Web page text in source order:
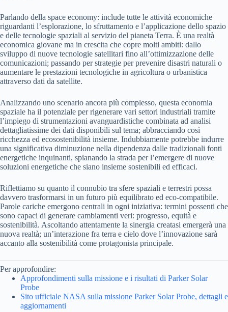
Parlando della space economy: include tutte le attività economiche
riguardanti l’esplorazione, lo sfruttamento e l’applicazione dello spazio
e delle tecnologie spaziali al servizio del pianeta Terra. È una realtà
economica giovane ma in crescita che copre molti ambiti: dallo
sviluppo di nuove tecnologie satellitari fino all’ottimizzazione delle
comunicazioni; passando per strategie per prevenire disastri naturali o
aumentare le prestazioni tecnologiche in agricoltura o urbanistica
attraverso dati da satellite.
Analizzando uno scenario ancora più complesso, questa economia
spaziale ha il potenziale per rigenerare vari settori industriali tramite
l’impiego di strumentazioni avanguardistiche combinata ad analisi
dettagliatissime dei dati disponibili sul tema; abbracciando così
ricchezza ed ecosostenibilità insieme. Indubbiamente potrebbe indurre
una significativa diminuzione nella dipendenza dalle tradizionali fonti
energetiche inquinanti, spianando la strada per l’emergere di nuove
soluzioni energetiche che siano insieme sostenibili ed efficaci.
Riflettiamo su quanto il connubio tra sfere spaziali e terrestri possa
davvero trasformarsi in un futuro più equilibrato ed eco-compatibile.
Parole cariche emergono centrali in ogni iniziativa: termini possenti che
sono capaci di generare cambiamenti veri: progresso, equità e
sostenibilità. Ascoltando attentamente la sinergia creatasi emergerà una
nuova realtà; un’interazione fra terra e cielo dove l’innovazione sarà
accanto alla sostenibilità come protagonista principale.
Per approfondire:
Approfondimenti sulla missione e i risultati di Parker Solar
Probe
Sito ufficiale NASA sulla missione Parker Solar Probe, dettagli e
aggiornamenti